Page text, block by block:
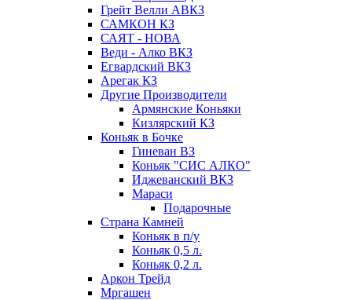
Грейт Велли АВКЗ
САМКОН КЗ
САЯТ - НОВА
Веди - Алко ВКЗ
Егвардский ВКЗ
Арегак КЗ
Другие Производители
Армянские Коньяки
Кизлярский КЗ
Коньяк в Бочке
Гиневан ВЗ
Коньяк "СИС АЛКО"
Иджеванский ВКЗ
Мараси
Подарочные
Страна Камней
Коньяк в п/у
Коньяк 0,5 л.
Коньяк 0,2 л.
Аркон Трейд
Мргашен